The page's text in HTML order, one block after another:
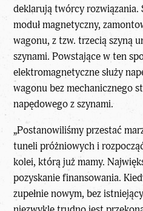
deklarują twórcy rozwiązania.
moduł magnetyczny,
wagonu, z tzw. trzecią szyną
szynami. Powstające w ten
elektromagnetyczne służy
wagonu bez mechanicznego
napędowego z szynami.
„Postanowiliśmy przestać
tuneli próżniowych i
kolei, którą już mamy.
pozyskanie finansowania.
zupełnie nowym, bez